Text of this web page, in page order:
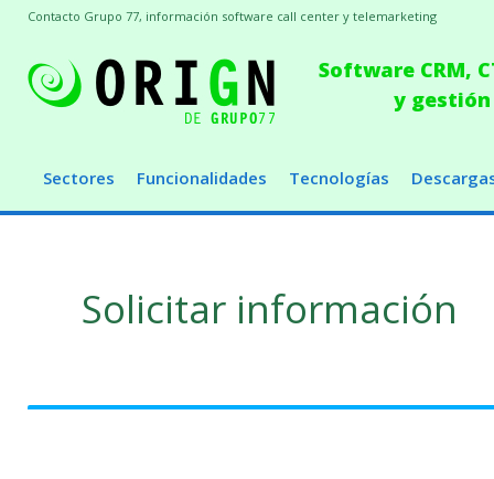
Software CRM,
y
Sectores Funcionalidades Tecnologías
Contacto Grupo 77, información software call center y telemarketing
Solicitar información